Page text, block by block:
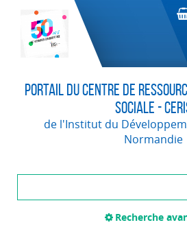
Portail du Centre de
Sociale -
de l'Institut du
Normandie
Recherche